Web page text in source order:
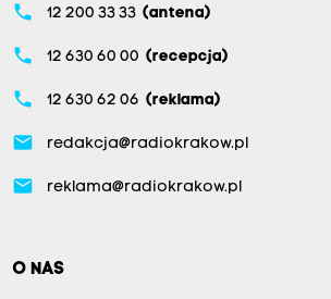
phone 12 200 33 33 (antena)
phone 12 630 60 00 (recepcja)
phone 12 630 62 06 (reklama)
email redakcja@radiokrakow.pl
email reklama@radiokrakow.pl
O NAS